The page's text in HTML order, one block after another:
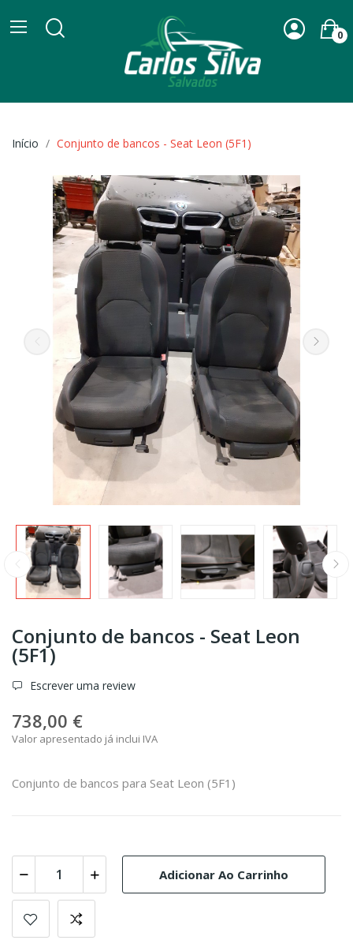
0
Início Conjunto de bancos - Seat Leon (5F1)
Conjunto de bancos - Seat Leon
(5F1)
Escrever uma review
738,00 €
Valor apresentado já inclui IVA
Conjunto de bancos para Seat Leon (5F1)
Adicionar Ao Carrinho